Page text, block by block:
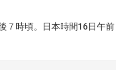
７時頃。日本時間16日午前